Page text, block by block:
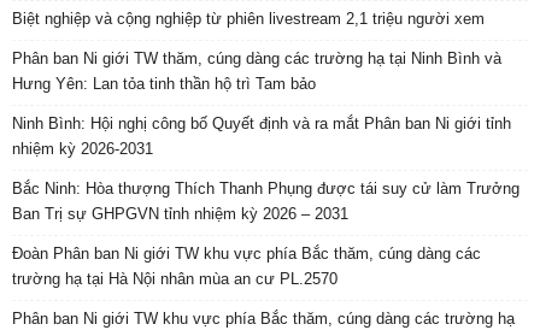
Biệt nghiệp và cộng nghiệp từ phiên livestream 2,1 triệu người xem
Phân ban Ni giới TW thăm, cúng dàng các trường hạ tại Ninh Bình và
Hưng Yên: Lan tỏa tinh thần hộ trì Tam bảo
Ninh Bình: Hội nghị công bố Quyết định và ra mắt Phân ban Ni giới tỉnh
nhiệm kỳ 2026-2031
Bắc Ninh: Hòa thượng Thích Thanh Phụng được tái suy cử làm Trưởng
Ban Trị sự GHPGVN tỉnh nhiệm kỳ 2026 – 2031
Đoàn Phân ban Ni giới TW khu vực phía Bắc thăm, cúng dàng các
trường hạ tại Hà Nội nhân mùa an cư PL.2570
Phân ban Ni giới TW khu vực phía Bắc thăm, cúng dàng các trường hạ